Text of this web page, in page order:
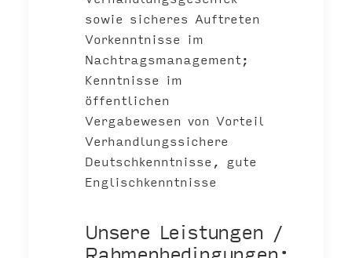
sowie sicheres Auftreten
Vorkenntnisse im
Nachtragsmanagement;
Kenntnisse im
öffentlichen
Vergabewesen von Vorteil
Verhandlungssichere
Deutschkenntnisse, gute
Englischkenntnisse
Unsere Leistungen /